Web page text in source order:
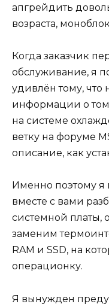
апгрейдить
возраста,
Когда заказчик
обслуживание, я
удивлён тому, что
информации о
на системе
ветку на форуме
описание, как
Именно поэтому я
вместе с вами
системной платы,
заменим
RAM и SSD, на
операционку.
Я вынужден